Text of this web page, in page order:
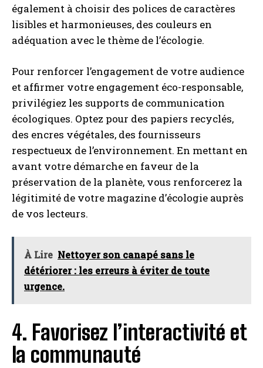
également à choisir des polices de caractères
lisibles et harmonieuses, des couleurs en
adéquation avec le thème de l’écologie.
Pour renforcer l’engagement de votre audience
et affirmer votre engagement éco-responsable,
privilégiez les supports de communication
écologiques. Optez pour des papiers recyclés,
des encres végétales, des fournisseurs
respectueux de l’environnement. En mettant en
avant votre démarche en faveur de la
préservation de la planète, vous renforcerez la
légitimité de votre magazine d’écologie auprès
de vos lecteurs.
À Lire Nettoyer son canapé sans le
détériorer : les erreurs à éviter de toute
urgence.
4. Favorisez l’interactivité et
la communauté